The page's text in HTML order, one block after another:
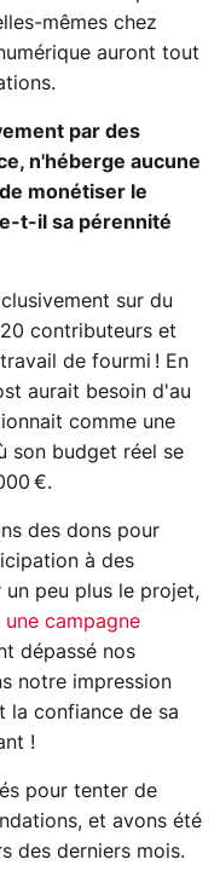
mêmes chez
auront tout
par des
n'héberge aucune
monétiser le
t-il sa pérennité
sur du
contributeurs et
de fourmi ! En
aurait besoin d'au
comme une
son budget réel se
€.
des dons pour
à des
un peu plus le projet,
une campagne
dépassé nos
notre impression
la confiance de sa
!
pour tenter de
et avons été
des derniers mois.